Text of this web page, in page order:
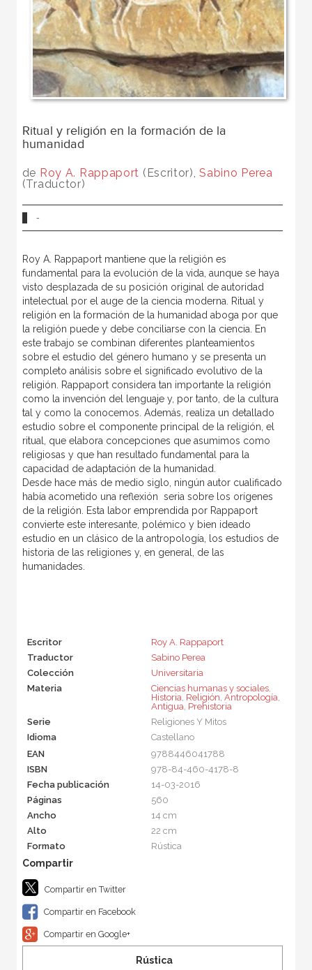
Ritual y religión en la formación de la
humanidad
de Roy A. Rappaport (Escritor),Sabino Perea
(Traductor)
-
Roy A. Rappaport mantiene que la religión es
fundamental para la evolución de la vida, aunque se haya
visto desplazada de su posición original de autoridad
intelectual por el auge de la ciencia moderna. Ritual y
religión en la formación de la humanidad aboga por que
la religión puede y debe conciliarse con la ciencia. En
este trabajo se combinan diferentes planteamientos
sobre el estudio del género humano y se presenta un
completo análisis sobre el significado evolutivo de la
religión. Rappaport considera tan importante la religión
como la invención del lenguaje y, por tanto, de la cultura
tal y como la conocemos. Además, realiza un detallado
estudio sobre el componente principal de la religión, el
ritual, que elabora concepciones que asumimos como
religiosas y que han resultado fundamental para la
capacidad de adaptación de la humanidad.
Desde hace más de medio siglo, ningún autor cualificado
había acometido una reflexión seria sobre los orígenes
de la religión. Esta labor emprendida por Rappaport
convierte este interesante, polémico y bien ideado
estudio en un clásico de la antropología, los estudios de
historia de las religiones y, en general, de las
humanidades.
Escritor
Roy A. Rappaport
Traductor
Sabino Perea
Colección
Universitaria
Materia
Ciencias humanas y sociales,
Historia Religión Antropología
Antigua Prehistoria
Serie
Religiones Y Mitos
Idioma
Castellano
EAN
9788446041788
ISBN
978-84-460-4178-8
Fecha publicación
14-03-2016
Páginas
560
Ancho
14 cm
Alto
22 cm
Formato
Rústica
Compartir en Twitter
Compartir en Facebook
Compartir en Google+
Rústica